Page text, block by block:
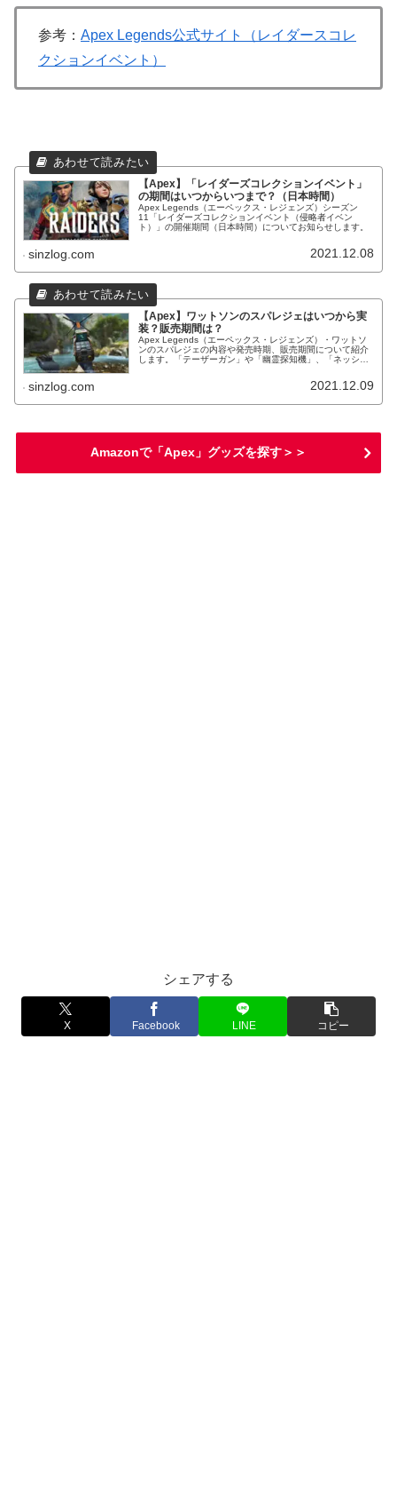
参考： Apex Legends公式サイト（レイダースコレ
クションイベント）
【Apex】「レイダーズコレクションイベント」
の期間はいつからいつまで？（日本時間）
Apex Legends（エーペックス・レジェンズ）シーズン
11「レイダーズコレクションイベント（侵略者イベン
ト）」の開催期間（日本時間）についてお知らせします。
sinzlog.com 2021.12.08
【Apex】ワットソンのスパレジェはいつから実
装？販売期間は？
Apex Legends（エーペックス・レジェンズ）・ワットソ
ンのスパレジェの内容や発売時期、販売期間について紹介
します。「テーザーガン」や「幽霊探知機」、「ネッシー
sinzlog.com 2021.12.09
Amazonで「Apex」グッズを探す＞＞
シェアする
X Facebook LINE コピー